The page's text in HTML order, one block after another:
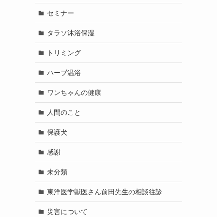
セミナー
タラソ沐浴保湿
トリミング
ハーブ温浴
ワンちゃんの健康
人間のこと
保護犬
感謝
未分類
東洋医学獣医さん前田先生の相談往診
災害について